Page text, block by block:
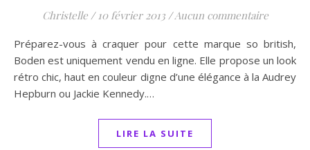
Christelle / 10 février 2013 /Aucun commentaire
Préparez-vous à craquer pour cette marque so british,
Boden est uniquement vendu en ligne. Elle propose un look
rétro chic, haut en couleur digne d’une élégance à la Audrey
Hepburn ou Jackie Kennedy.…
LIRE LA SUITE